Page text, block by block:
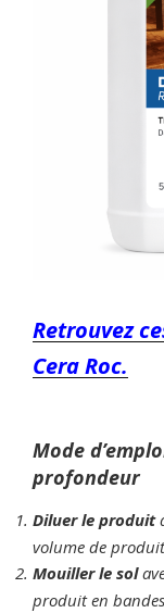
Retrouvez
Cera Roc.
Mode
profondeur
Diluer le produit
volume de
Mouiller le sol
produit en